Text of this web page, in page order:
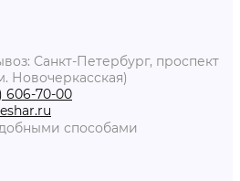
Санкт-Петербург, проспект
Новочеркасская)
606-70-00
способами